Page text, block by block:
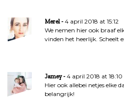
Merel
4 april 2018 at 15:12
We nemen hier ook braaf
vinden het heerlijk. Scheelt
Jamey
4 april 2018 at 18:10
Hier ook allebei netjes elke
belangrijk!